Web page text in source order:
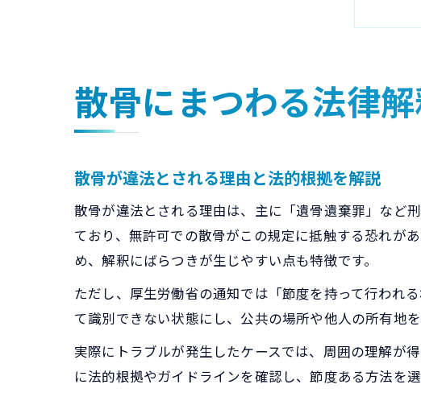
散骨にまつわる法律
散骨が違法とされる理由と法的根拠を解説
散骨が違法とされる理由は、主に「遺骨遺棄罪」など
ており、無許可での散骨がこの規定に抵触する恐れが
め、解釈にばらつきが生じやすい点も特徴です。
ただし、厚生労働省の通知では「節度を持って行われ
て識別できない状態にし、公共の場所や他人の所有地
実際にトラブルが発生したケースでは、周囲の理解が
に法的根拠やガイドラインを確認し、節度ある方法を選